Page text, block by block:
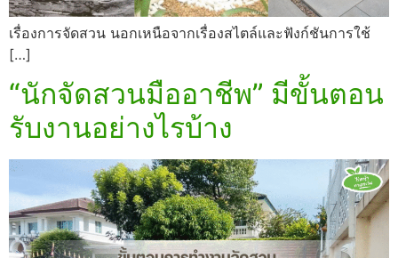
เรื่องการจัดสวน นอกเหนือจากเรื่องสไตล์และฟังก์ชันการใช้
[…]
“นักจัดสวนมืออาชีพ” มีขั้นตอน
รับงานอย่างไรบ้าง